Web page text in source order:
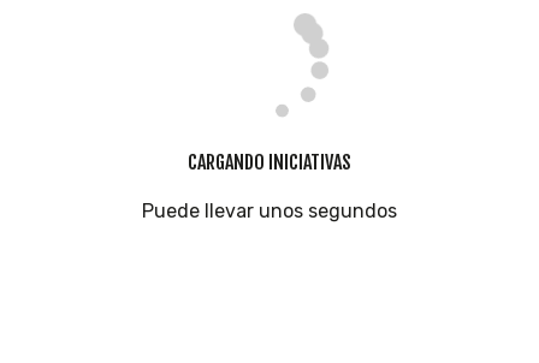
CARGANDO INICIATIVAS
Puede llevar unos segundos